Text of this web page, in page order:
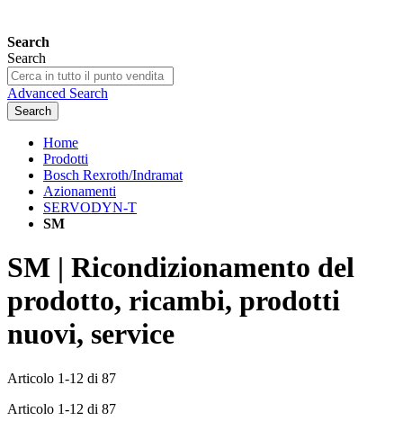
Search
Search
Advanced Search
Search
Home
Prodotti
Bosch Rexroth/Indramat
Azionamenti
SERVODYN-T
SM
SM | Ricondizionamento del
prodotto, ricambi, prodotti
nuovi, service
Articolo 1-12 di 87
Articolo 1-12 di 87